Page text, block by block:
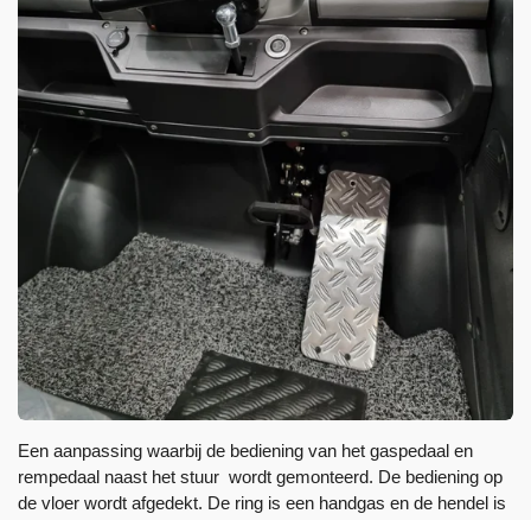
Een aanpassing waarbij de bediening van het gaspedaal en
rempedaal naast het stuur wordt gemonteerd. De bediening op
de vloer wordt afgedekt. De ring is een handgas en de hendel is